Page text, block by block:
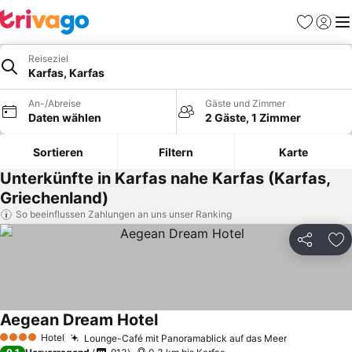
Favoriten
Reiseziel
Karfas, Karfas
An-/Abreise
Daten wählen
Gäste und Zimmer
2 Gäste, 1 Zimmer
Sortieren Filtern Karte
Unterkünfte in Karfas nahe Karfas (Karfas,
Griechenland)
So beeinflussen Zahlungen an uns unser Ranking
Teilen
4 Sterne Hotel Lounge-Café mit Panoramablick auf das Meer
Aegean Dream Hotel